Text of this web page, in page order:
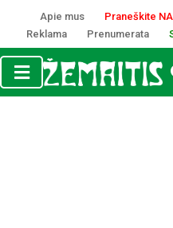
Apie mus
Praneškite
Reklama
Prenumerata